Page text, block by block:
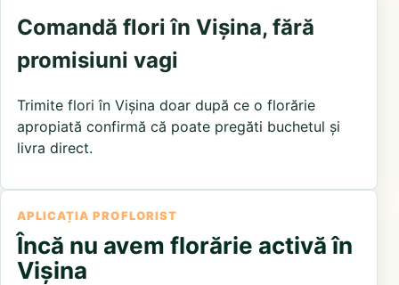
Comandă flori în Vișina, fără
promisiuni vagi
Trimite flori în Vișina doar după ce o florărie
apropiată confirmă că poate pregăti buchetul și
livra direct.
APLICAȚIA PROFLORIST
Încă nu avem florărie activă în
Vișina